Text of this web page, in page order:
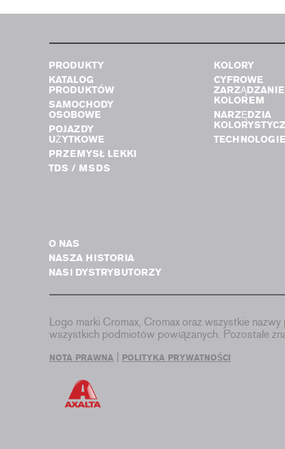
PRODUKTY
KATALOG
PRODUKTÓW
SAMOCHODY
OSOBOWE
POJAZDY
UŻYTKOWE
PRZEMYSŁ LEKKI
TDS / MSDS
KOLORY
CYFROWE
ZARZĄDZANIE
KOLOREM
NARZĘDZIA
O NAS
NASZA HISTORIA
NASI DYSTRYBUTORZY
Logo marki Cromax, Cromax oraz wszystkie
wszystkich podmiotów powiązanych. Pozostałe
NOTA PRAWNA POLITYKA PRYWATNOŚCI